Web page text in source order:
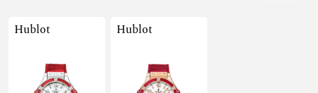
Hublot Hublot